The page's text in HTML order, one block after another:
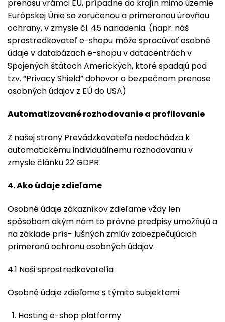
prenosu vrámci EÚ, prípadne do krajín mimo územie
Európskej Únie so zaručenou a primeranou úrovňou
ochrany, v zmysle čl. 45 nariadenia. (napr. náš
sprostredkovateľ e-shopu môže spracúvať osobné
údaje v databázach e-shopu v datacentrách v
Spojených štátoch Amerických, ktoré spadajú pod
tzv. “Privacy Shield” dohovor o bezpečnom prenose
osobných údajov z EÚ do USA)
Automatizované rozhodovanie a profilovanie
Z našej strany Prevádzkovateľa nedochádza k
automatickému individuálnemu rozhodovaniu v
zmysle článku 22 GDPR
4. Ako údaje zdieľame
Osobné údaje zákazníkov zdieľame vždy len
spôsobom akým nám to právne predpisy umožňujú a
na základe prís- lušných zmlúv zabezpečujúcich
primeranú ochranu osobných údajov.
4.1 Naši sprostredkovateľia
Osobné údaje zdieľame s týmito subjektami:
Hosting e-shop platformy